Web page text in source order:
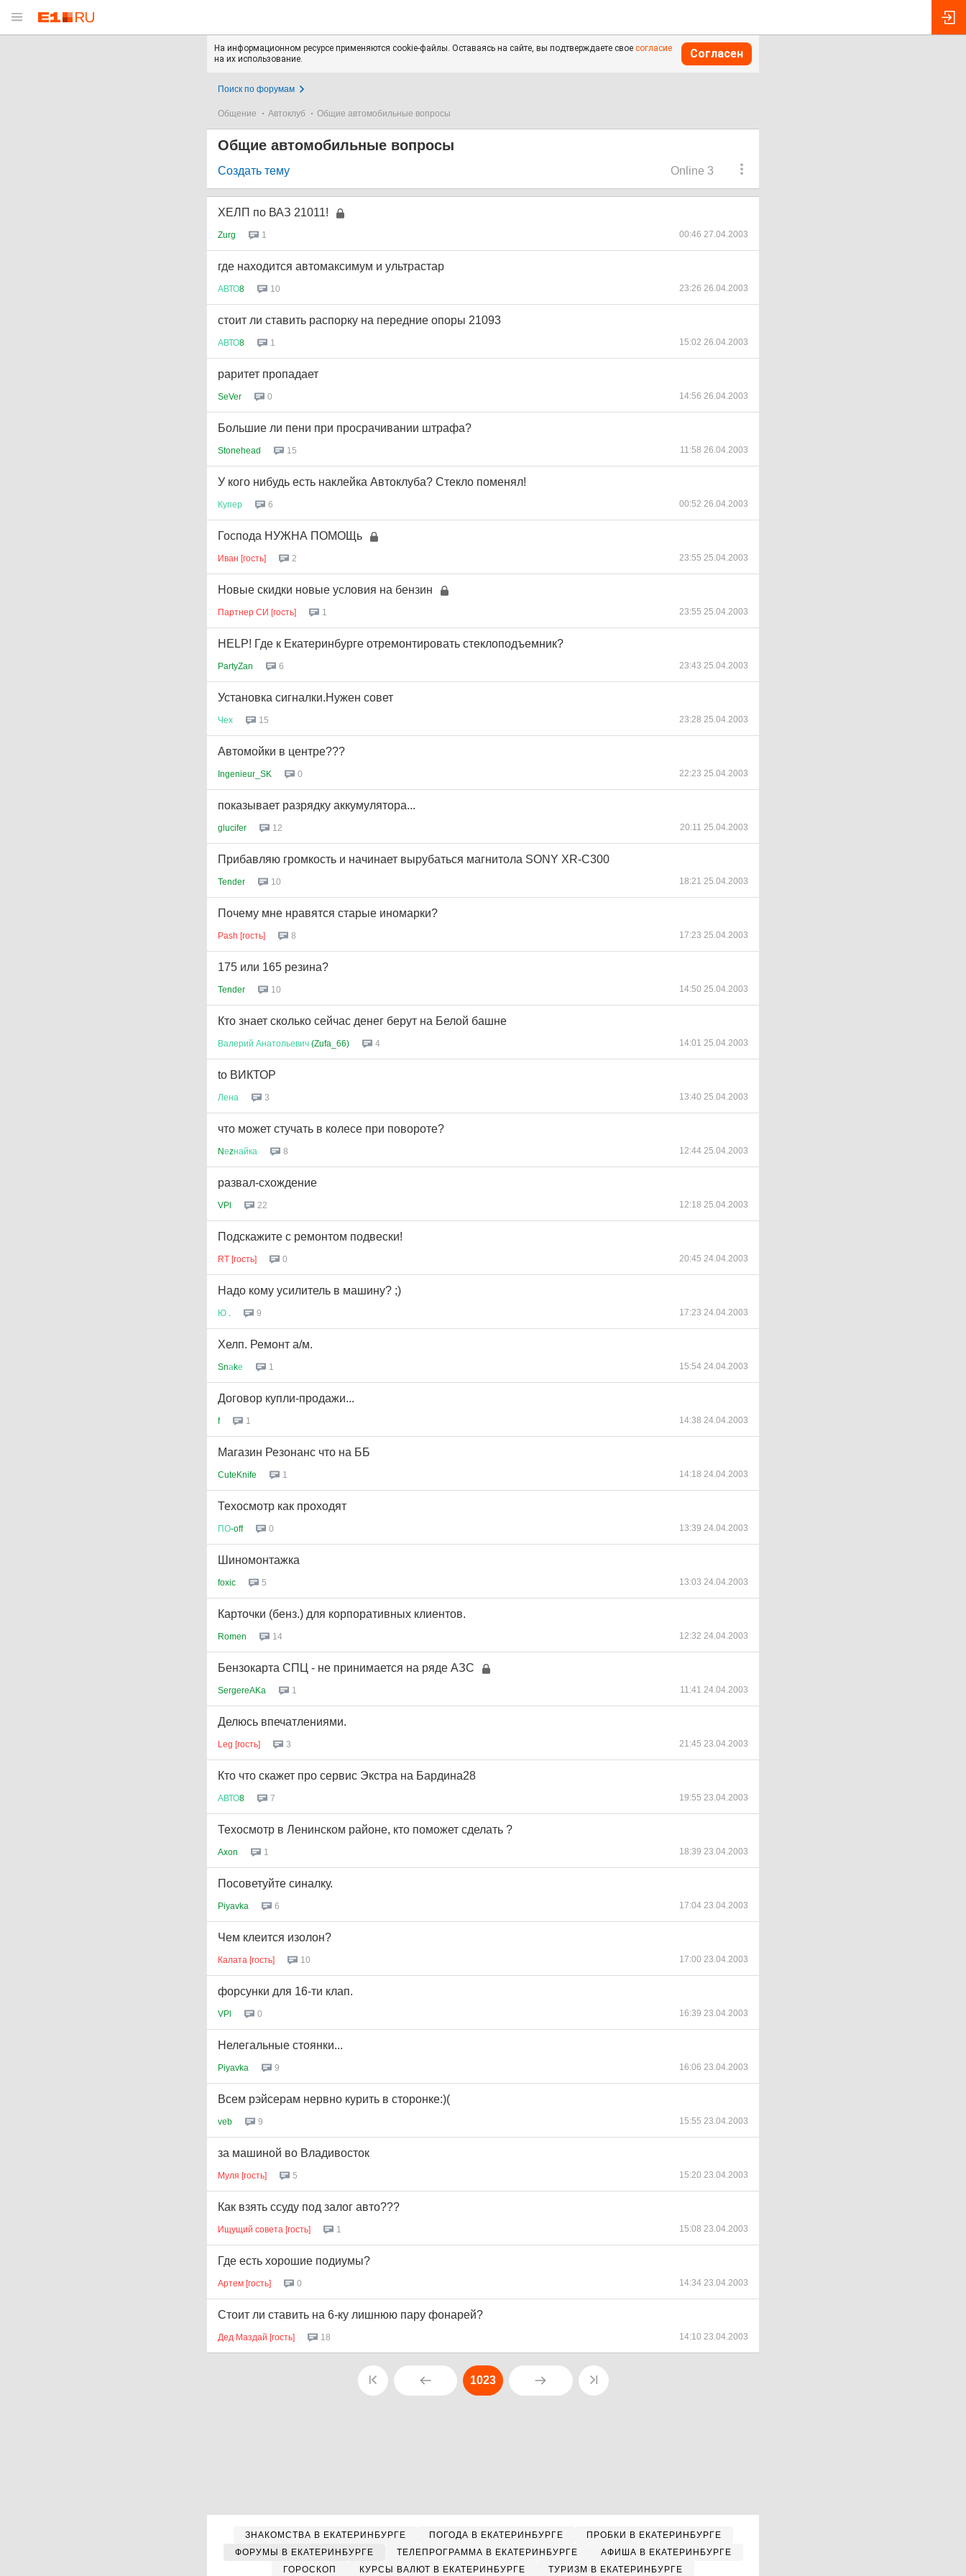
На информационном ресурсе применяются cookie-файлы. Оставаясь на сайте, вы подтверждаете свое согласие
на их использование.
Согласен
Поиск по форумам
Общение Автоклуб Общие автомобильные вопросы
Общие автомобильные вопросы
Online 3
Создать тему
ХЕЛП по ВАЗ 21011!
Zurg 1 00:46 27.04.2003
где находится автомаксимум и ультрастар
АВТО8 10 23:26 26.04.2003
стоит ли ставить распорку на передние опоры 21093
АВТО8 1 15:02 26.04.2003
раритет пропадает
SeVer 0 14:56 26.04.2003
Большие ли пени при просрачивании штрафа?
Stonehead 15 11:58 26.04.2003
У кого нибудь есть наклейка Автоклуба? Стекло поменял!
Купер 6 00:52 26.04.2003
Господа НУЖНА ПОМОЩь
Иван [гость] 2 23:55 25.04.2003
Новые скидки новые условия на бензин
Партнер СИ [гость] 1 23:55 25.04.2003
HELP! Где к Екатеринбурге отремонтировать стеклоподъемник?
PartyZan 6 23:43 25.04.2003
Установка сигналки.Нужен совет
Чех 15 23:28 25.04.2003
Автомойки в центре???
Ingenieur_SK 0 22:23 25.04.2003
показывает разрядку аккумулятора...
glucifer 12 20:11 25.04.2003
Прибавляю громкость и начинает вырубаться магнитола SONY XR-C300
Tender 10 18:21 25.04.2003
Почему мне нравятся старые иномарки?
Раsh [гость] 8 17:23 25.04.2003
175 или 165 резина?
Tender 10 14:50 25.04.2003
Кто знает сколько сейчас денег берут на Белой башне
Валерий Анатольевич (Zufa_66) 4 14:01 25.04.2003
to ВИКТОР
Лена 3 13:40 25.04.2003
что может стучать в колесе при повороте?
Nеzнайка 8 12:44 25.04.2003
развал-схождение
VPl 22 12:18 25.04.2003
Подскажите с ремонтом подвески!
RT [гость] 0 20:45 24.04.2003
Надо кому усилитель в машину? ;)
Ю 9 17:23 24.04.2003
Хелп. Ремонт а/м.
Snаkе 1 15:54 24.04.2003
Договор купли-продажи...
f 1 14:38 24.04.2003
Магазин Резонанс что на ББ
CuteKnife 1 14:18 24.04.2003
Техосмотр как проходят
ПО-off 0 13:39 24.04.2003
Шиномонтажка
foxic 5 13:03 24.04.2003
Карточки (бенз.) для корпоративных клиентов.
Romen 14 12:32 24.04.2003
Бензокарта СПЦ - не принимается на ряде АЗС
SergereAKa 1 11:41 24.04.2003
Делюсь впечатлениями.
Leg [гость] 3 21:45 23.04.2003
Кто что скажет про сервис Экстра на Бардина28
АВТО8 7 19:55 23.04.2003
Техосмотр в Ленинском районе, кто поможет сделать ?
Axon 1 18:39 23.04.2003
Посоветуйте синалку.
Piyavka 6 17:04 23.04.2003
Чем клеится изолон?
Калата [гость] 10 17:00 23.04.2003
форсунки для 16-ти клап.
VPl 0 16:39 23.04.2003
Нелегальные стоянки...
Piyavka 9 16:06 23.04.2003
Всем рэйсерам нервно курить в сторонке:)(
veb 9 15:55 23.04.2003
за машиной во Владивосток
Муля [гость] 5 15:20 23.04.2003
Как взять ссуду под залог авто???
Ищущий совета [гость] 1 15:08 23.04.2003
Где есть хорошие подиумы?
Артем [гость] 0 14:34 23.04.2003
Стоит ли ставить на 6-ку лишнюю пару фонарей?
Дед Маздай [гость] 18 14:10 23.04.2003
1023
ЗНАКОМСТВА В ЕКАТЕРИНБУРГЕ ПОГОДА В ЕКАТЕРИНБУРГЕ
ПРОБКИ В ЕКАТЕРИНБУРГЕ
ФОРУМЫ В ЕКАТЕРИНБУРГЕ
ТЕЛЕПРОГРАММА В ЕКАТЕРИНБУРГЕ
АФИША В ЕКАТЕРИНБУРГЕ
ГОРОСКОП
КУРСЫ ВАЛЮТ В ЕКАТЕРИНБУРГЕ ТУРИЗМ В ЕКАТЕРИНБУРГЕ